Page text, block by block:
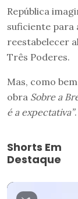
República
suficiente para
reestabelecer
Três Poderes.
Mas, como
obra Sobre a
é a expectativa”.
Shorts Em
Destaque